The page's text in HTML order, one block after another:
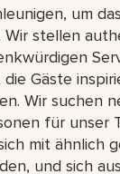
um
stellen
Gäste
Wir suchen
für unser
mit ähnlich
und sich